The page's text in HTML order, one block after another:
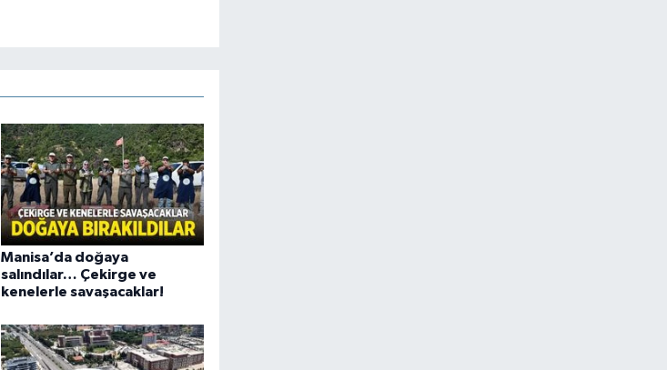
Manisa’da doğaya
salındılar… Çekirge ve
kenelerle savaşacaklar!